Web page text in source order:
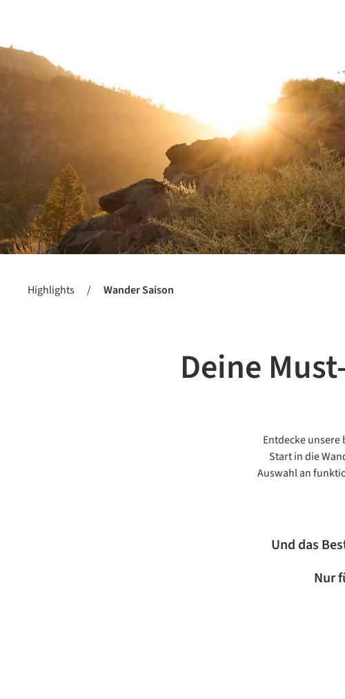
Highlights / Wander Saison
Deine
Entdecke
Start in die
Auswahl an
Und das
Nur